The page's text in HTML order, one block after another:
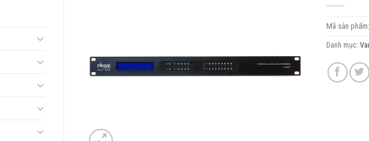
Mã sản
Danh mục: